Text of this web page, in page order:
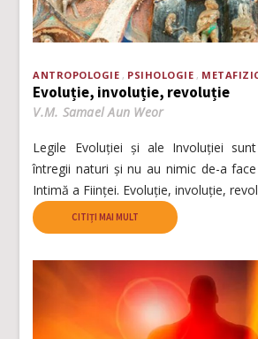
ANTROPOLOGIE PSIHOLOGIE
Evoluție, involuție, revoluție
V.M. Samael Aun Weor
Legile Evoluţiei şi ale Involuţiei
întregii naturi şi nu au nimic de-a
Intimă a Fiinţei. Evoluție, involuție,
CITIȚI MAI MULT